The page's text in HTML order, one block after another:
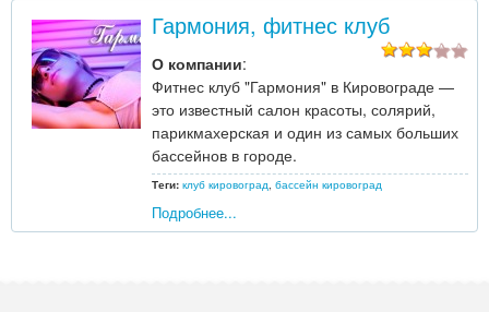
Гармония, фитнес клуб
О компании:
Фитнес клуб "Гармония" в Кировограде —
это известный салон красоты, солярий,
парикмахерская и один из самых больших
бассейнов в городе.
Теги: клуб кировоград бассейн кировоград
Подробнее...